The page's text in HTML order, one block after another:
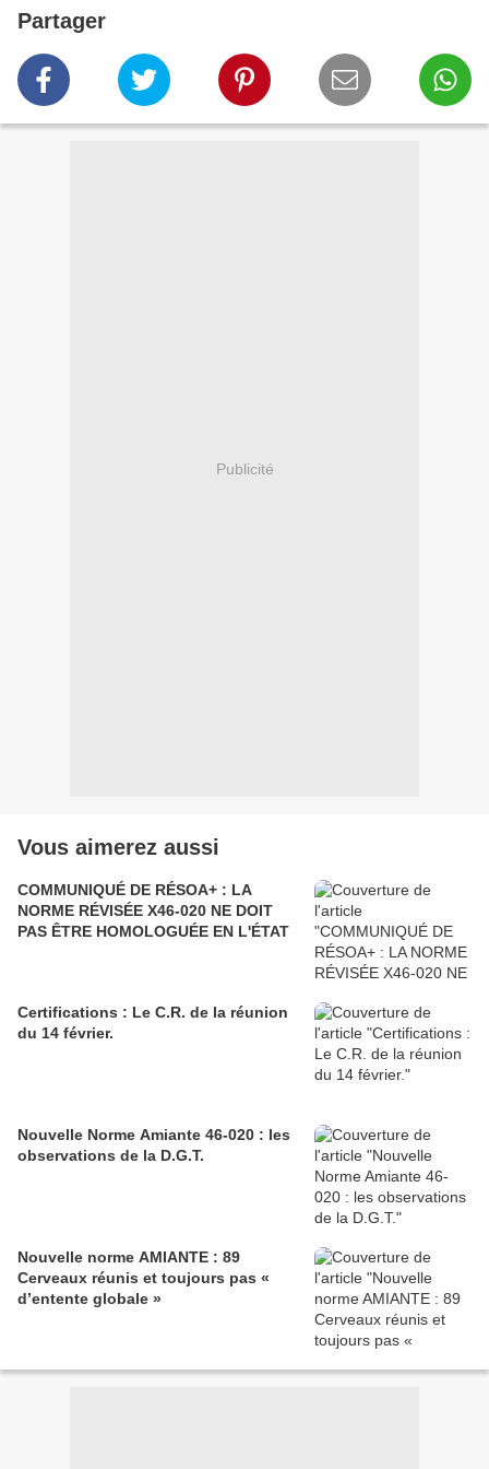
Partager
Publicité
Vous aimerez aussi
COMMUNIQUÉ DE RÉSOA+ : LA
NORME RÉVISÉE X46-020 NE DOIT
PAS ÊTRE HOMOLOGUÉE EN L'ÉTAT
Certifications : Le C.R. de la réunion
du 14 février.
Nouvelle Norme Amiante 46-020 : les
observations de la D.G.T.
Nouvelle norme AMIANTE : 89
Cerveaux réunis et toujours pas «
d’entente globale »